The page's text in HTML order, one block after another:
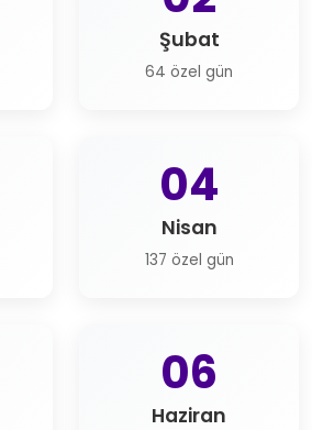
Şubat
64 özel gün
04
Nisan
137 özel gün
06
Haziran